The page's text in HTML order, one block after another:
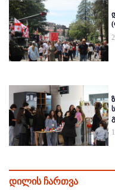
დილის ჩართვა